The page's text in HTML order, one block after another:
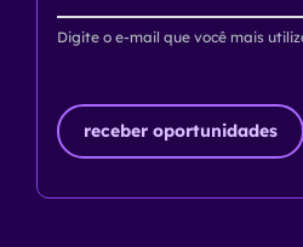
Digite o e-mail que você mais
receber oportunidades